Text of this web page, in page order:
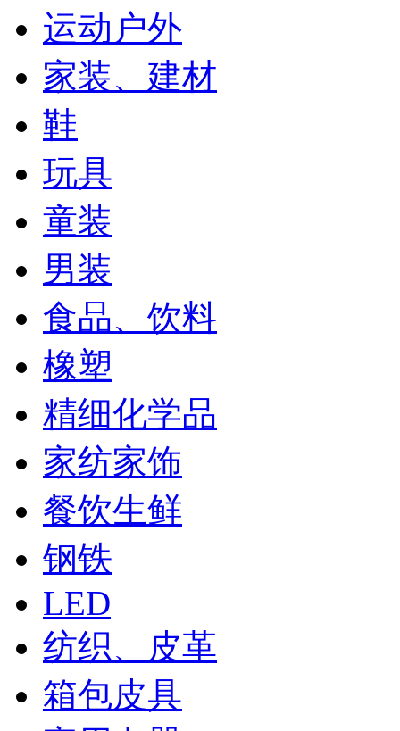
运动户外
家装、建材
鞋
玩具
童装
男装
食品、饮料
橡塑
精细化学品
家纺家饰
餐饮生鲜
钢铁
LED
纺织、皮革
箱包皮具